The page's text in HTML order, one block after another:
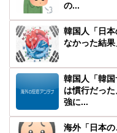
の...
韓国人「日
なかった結果
韓国人「韓
は慣行だっ
強に...
海外「日本